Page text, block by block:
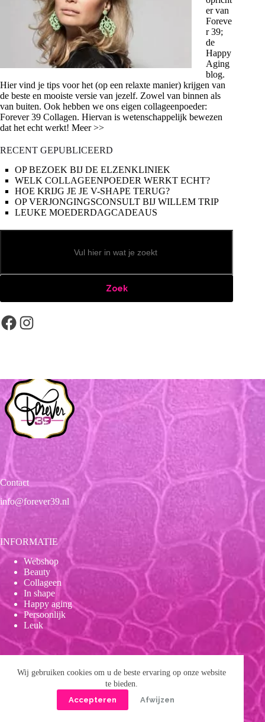
Wij gebruiken cookies om u de beste ervaring op onze website
te bieden.
Accepteren
Afwijzen
er van
Foreve
r 39;
de
Happy
Aging
blog.
Hier vind je tips voor het (op een relaxte manier) krijgen van
de beste en mooiste versie van jezelf. Zowel van binnen als
van buiten. Ook hebben we ons eigen collageenpoeder:
Forever 39 Collagen. Hiervan is wetenschappelijk bewezen
dat het echt werkt! Meer >>
RECENT GEPUBLICEERD
OP BEZOEK BIJ DE ELZENKLINIEK
WELK COLLAGEENPOEDER WERKT ECHT?
HOE KRIJG JE JE V-SHAPE TERUG?
OP VERJONGINGSCONSULT BIJ WILLEM TRIP
LEUKE MOEDERDAGCADEAUS
Zoeken
Zoek
Facebook
Instagram
Contact
info@forever39.nl
INFORMATIE
Webshop
Beauty
Collageen
In shape
Happy aging
Persoonlijk
Leuk
Binnen 14 dagen retourgarantie